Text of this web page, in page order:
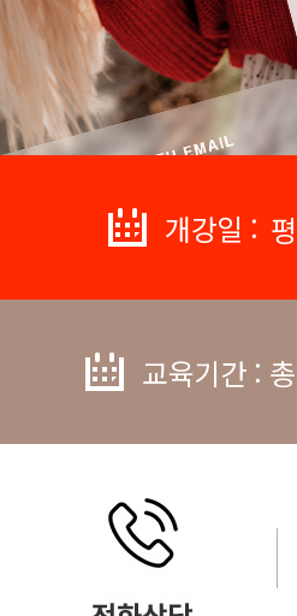
개강일 :
교육기간 : 총